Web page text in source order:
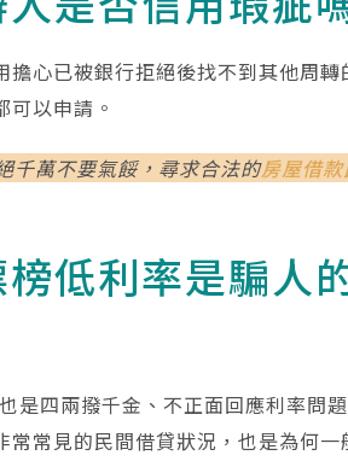
心已被銀行拒絕後找不到其他周
以申請。
千萬不要氣餒，尋求合法的房屋借
低利率是騙人
是四兩撥千金、不正面回應利率問
常見的民間借貸狀況，也是為何